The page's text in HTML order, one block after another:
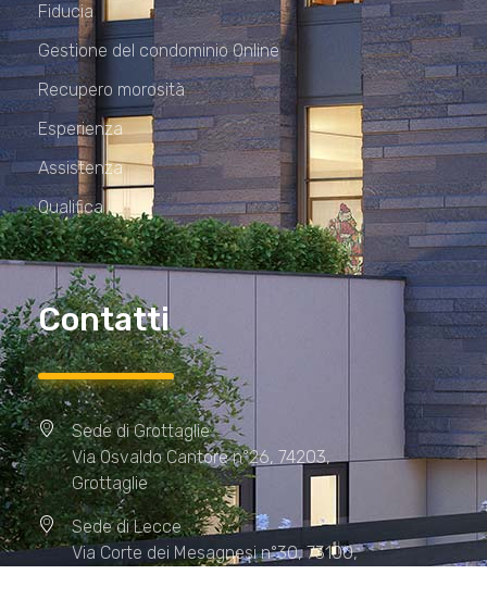
Fiducia
Gestione del condominio Online
Recupero morosità
Esperienza
Assistenza
Qualifica
Contatti
Sede di Grottaglie
Via Osvaldo Cantore n°26, 74203,
Grottaglie
Sede di Lecce
Via Corte dei Mesagnesi n°30, 73100,